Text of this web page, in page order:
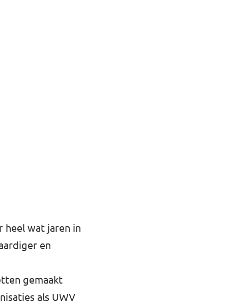
heel wat jaren in
en
gemaakt
als UWV